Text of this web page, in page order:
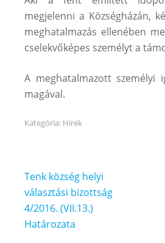
megjelenni a Községházán,
meghatalmazás ellenében
cselekvőképes személyt a
A meghatalmazott személyi
magával.
Kategória: Hírek
Bejegyzés
navigáció
Tenk község helyi
választási bizottság
4/2016. (VII.13.)
Határozata